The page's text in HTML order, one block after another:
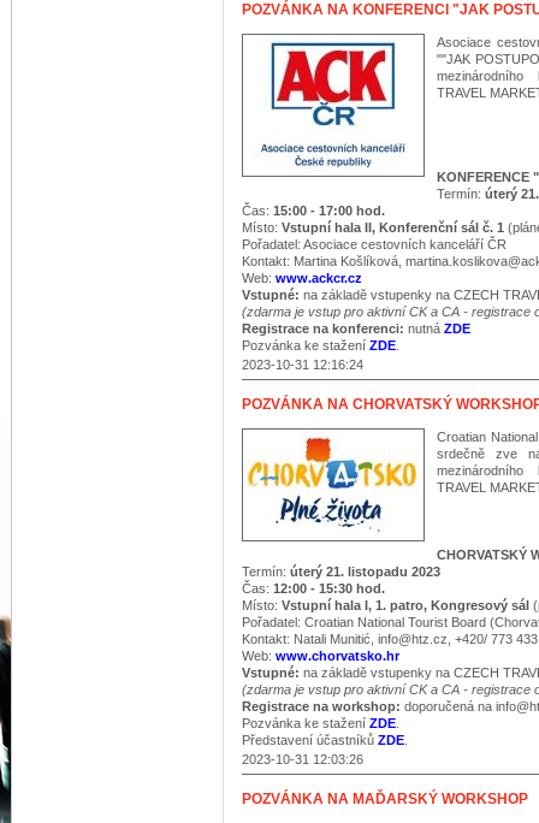
POZVÁNKA NA KONFERENCI "JAK
Asociace
""JAK
TRAVEL
KONFERENCE
Termín: úterý
Čas: 15:00 - 17:00 hod.
Místo: Vstupní hala II, Konferenční sál č. 1
Pořadatel: Asociace cestovních kanceláří ČR
Kontakt: Martina Košlíková,
Web: www.ackcr.cz
Vstupné: na základě vstupenky na CZECH
(zdarma je vstup pro aktivní CK a CA -
Registrace na konferenci: nutná ZDE
Pozvánka ke stažení ZDE
2023-10-31 12:16:24
POZVÁNKA NA CHORVATSKÝ
Croatian
srdečně zve
TRAVEL
CHORVATSKÝ
Termín: úterý 21. listopadu 2023
Čas: 12:00 - 15:30 hod.
Místo: Vstupní hala I, 1. patro, Kongresový sál
Pořadatel: Croatian National Tourist Board
Kontakt: Natali Munitić, info@htz.cz, +420/ 773
Web: www.chorvatsko.hr
Vstupné: na základě vstupenky na CZECH
​(zdarma je vstup pro aktivní CK a CA -
Registrace na workshop: doporučená na
Pozvánka ke stažení ZDE
Představení účastníků ZDE
2023-10-31 12:03:26
POZVÁNKA NA MAĎARSKÝ WORKSHOP